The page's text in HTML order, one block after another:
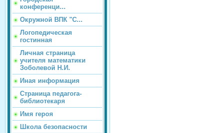
конференци...
Окружной ВПК "С...
Логопедическая
гостинная
Личная страница
учителя математики
Зоболевой Н.И.
Иная информация
Страница педагога-
библиотекаря
Имя героя
Школа безопасности